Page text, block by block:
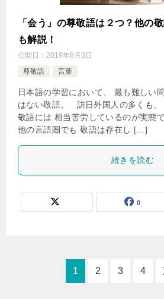
「会う」の尊敬語は２つ？他の
も解説！
公開日： 2019年8月3日
尊敬語
言葉
日本語の学習において、 最も難しい
はない敬語。 訪日外国人の多くも、
敬語には 相当苦労しているのが実態
他の言語圏でも 敬語は存在し […]
続きを読む
0
1 2 3 4